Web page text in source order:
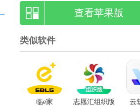
查看苹果版
类似软件
临e家 志愿汇组织版 云